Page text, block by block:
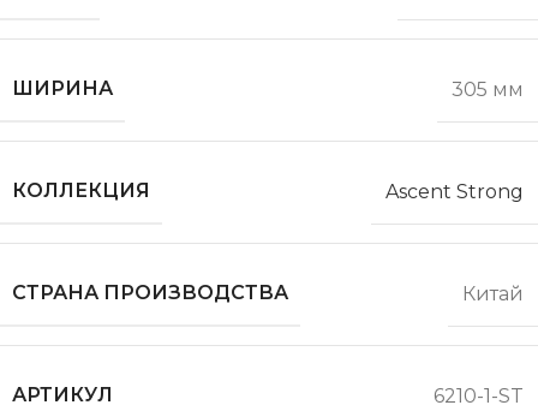
ШИРИНА 305 мм
КОЛЛЕКЦИЯ Ascent Strong
СТРАНА ПРОИЗВОДСТВА Китай
АРТИКУЛ 6210-1-ST